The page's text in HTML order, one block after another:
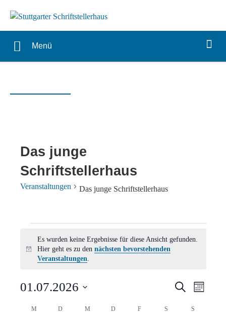
Menü
Das junge
Schriftstellerhaus
Veranstaltungen Das junge Schriftstellerhaus
Hinweis
Es wurden keine Ergebnisse für diese Ansicht gefunden.
Hier geht es zu den nächsten bevorstehenden
Veranstaltungen.
Suche
SucheMonat
01.07.2026
Kalender
M MONTAG
DDIENSTAG
M MITTWOCH
D DONNERSTAG
F FREITAGS SAMSTAG
S